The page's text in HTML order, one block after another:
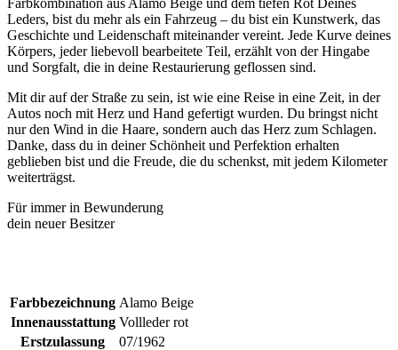
Leders, bist du mehr als ein Fahrzeug – du bist ein Kunstwerk, das
Geschichte und Leidenschaft miteinander vereint. Jede Kurve deines
Körpers, jeder liebevoll bearbeitete Teil, erzählt von der Hingabe
und Sorgfalt, die in deine Restaurierung geflossen sind.
Mit dir auf der Straße zu sein, ist wie eine Reise in eine Zeit, in der
Autos noch mit Herz und Hand gefertigt wurden. Du bringst nicht
nur den Wind in die Haare, sondern auch das Herz zum Schlagen.
Danke, dass du in deiner Schönheit und Perfektion erhalten
geblieben bist und die Freude, die du schenkst, mit jedem Kilometer
weiterträgst.
Für immer in Bewunderung
dein neuer Besitzer
Farbbezeichnung Alamo Beige
Innenausstattung Vollleder rot
Erstzulassung
07/1962